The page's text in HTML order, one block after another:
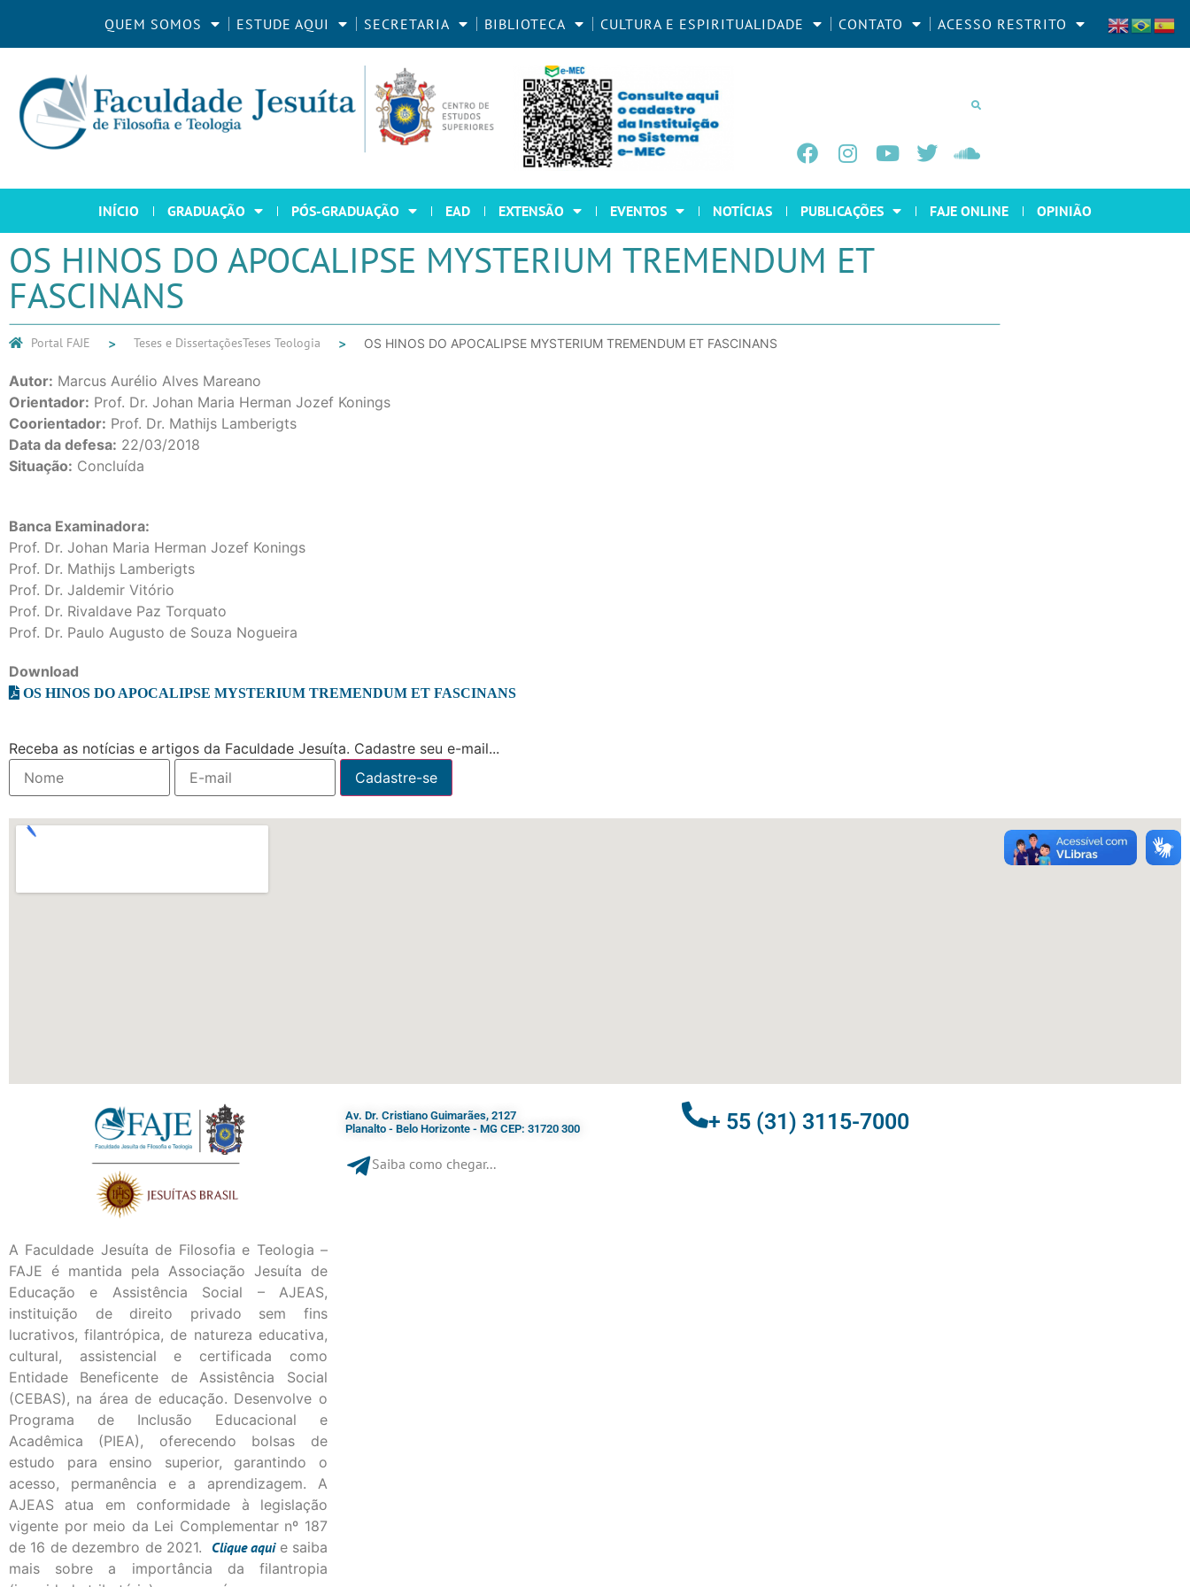
QUEM SOMOS ESTUDE AQUI SECRETARIA BIBLIOTECA CULTURA E ESPIRITUALIDADE CONTATO ACESSO RESTRITO
INÍCIO GRADUAÇÃO PÓS-GRADUAÇÃO EAD EXTENSÃO EVENTOS NOTÍCIAS PUBLICAÇÕES FAJE ONLINE OPINIÃO
OS HINOS DO APOCALIPSE MYSTERIUM TREMENDUM ET
FASCINANS
Portal FAJE Teses e DissertaçõesTeses Teologia OS HINOS DO APOCALIPSE MYSTERIUM TREMENDUM ET FASCINANS
Autor: Marcus Aurélio Alves Mareano
Orientador: Prof. Dr. Johan Maria Herman Jozef Konings
Coorientador: Prof. Dr. Mathijs Lamberigts
Data da defesa: 22/03/2018
Situação: Concluída
Banca Examinadora:
Prof. Dr. Johan Maria Herman Jozef Konings
Prof. Dr. Mathijs Lamberigts
Prof. Dr. Jaldemir Vitório
Prof. Dr. Rivaldave Paz Torquato
Prof. Dr. Paulo Augusto de Souza Nogueira
Download
OS HINOS DO APOCALIPSE MYSTERIUM TREMENDUM ET FASCINANS
Receba as notícias e artigos da Faculdade Jesuíta. Cadastre seu e-mail...
A Faculdade Jesuíta de Filosofia e Teologia –
FAJE é mantida pela Associação Jesuíta de
Educação e Assistência Social – AJEAS,
instituição de direito privado sem fins
lucrativos, filantrópica, de natureza educativa,
cultural, assistencial e certificada como
Entidade Beneficente de Assistência Social
(CEBAS), na área de educação. Desenvolve o
Programa de Inclusão Educacional e
Acadêmica (PIEA), oferecendo bolsas de
estudo para ensino superior, garantindo o
acesso, permanência e a aprendizagem. A
AJEAS atua em conformidade à legislação
vigente por meio da Lei Complementar nº 187
de 16 de dezembro de 2021. Cliqueaqui e saiba
mais sobre a importância da filantropia
Av. Dr. Cristiano Guimarães, 2127
Planalto - Belo Horizonte - MG CEP: 31720 300
Saiba como chegar...
+ 55 (31) 3115-7000​